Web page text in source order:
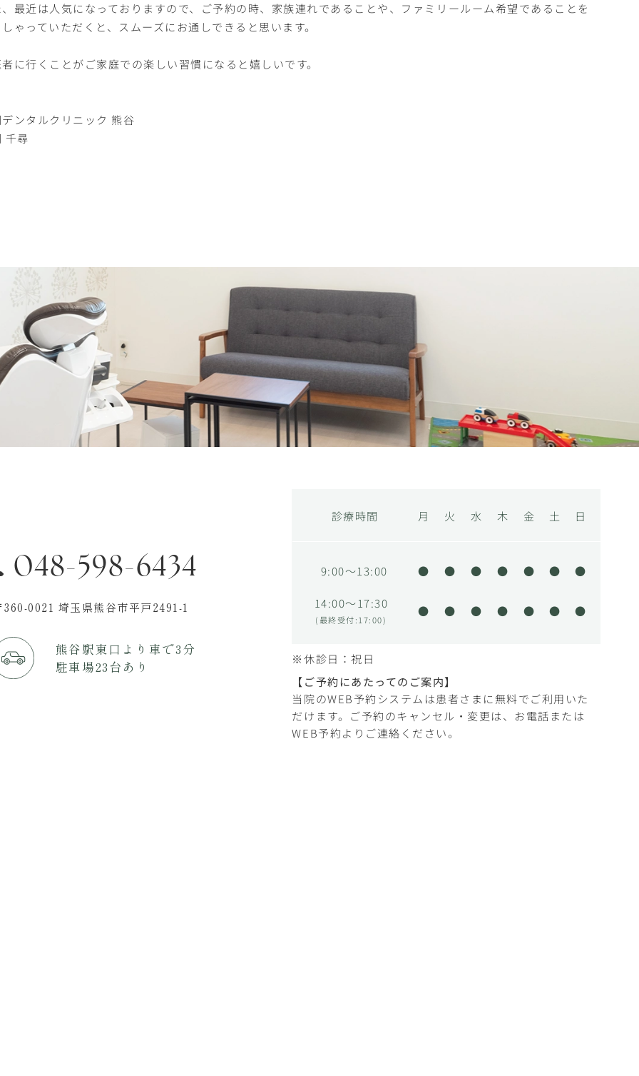
最近は人気になっておりますので、ご予約の時、家族連れであることや、ファミリールーム希望であることを
ゃっていただくと、スムーズにお通しできると思います。
に行くことがご家庭での楽しい習慣になると嬉しいです。
ンタルクリニック 熊谷
千尋
048-598-6434
360-0021 埼玉県熊谷市平戸2491-1
熊谷駅東口より車で3分
駐車場23台あり
診療時間 月 火 水 木 金 土 日
9:00～13:00 ● ● ● ● ● ● ●
14:00～17:30
(最終受付:17:00)
● ● ● ● ● ● ●
※休診日：祝日
【ご予約にあたってのご案内】
当院のWEB予約システムは患者さまに無料でご利用いた
だけます。ご予約のキャンセル・変更は、お電話または
WEB予約よりご連絡ください。